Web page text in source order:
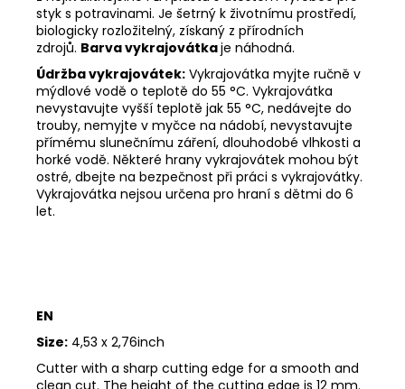
styk s potravinami. Je šetrný k životnímu prostředí,
biologicky rozložitelný, získaný z přírodních
zdrojů. Barva vykrajovátkaje náhodná.
Údržba vykrajovátek: Vykrajovátka myjte ručně v
mýdlové vodě o teplotě do 55 °C. Vykrajovátka
nevystavujte vyšší teplotě jak 55 °C, nedávejte do
trouby, nemyjte v myčce na nádobí, nevystavujte
přímému slunečnímu záření, dlouhodobé vlhkosti a
horké vodě. Některé hrany vykrajovátek mohou být
ostré, dbejte na bezpečnost při práci s vykrajovátky.
Vykrajovátka nejsou určena pro hraní s dětmi do 6
let.
EN
Size: 4,53 x 2,76inch
Cutter with a sharp cutting edge for a smooth and
clean cut. The height of the cutting edge is 12 mm.